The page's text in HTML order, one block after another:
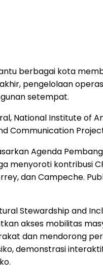
berbagai kota
pengelolaan
setempat.
National Institute of
Communication
Agenda
menyoroti kontribusi
dan Campeche.
Stewardship and
akses mobilitas
dan mendorong
demonstrasi